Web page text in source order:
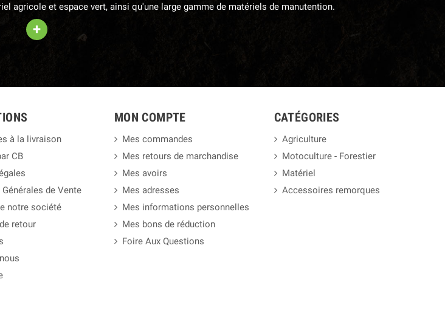
agricole et espace vert, ainsi qu'une large gamme de matériels de manutention.
+
à la livraison
CB
de Vente
notre société
retour
MON COMPTE
Mes commandes
Mes retours de marchandise
Mes avoirs
Mes adresses
Mes informations personnelles
Mes bons de réduction
Foire Aux Questions
CATÉGORIES
Agriculture
Motoculture - Forestier
Matériel
Accessoires remorques